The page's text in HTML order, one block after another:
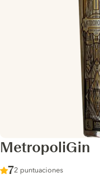
MetropoliGin
Score :
7/ 10
2 puntuaciones